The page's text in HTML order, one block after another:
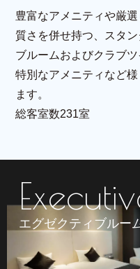
豊富なアメニティや厳
質さを併せ持つ、スタン
ブルームおよびクラブ
特別なアメニティなど
ます。
総客室数231室
エグゼクティブルー